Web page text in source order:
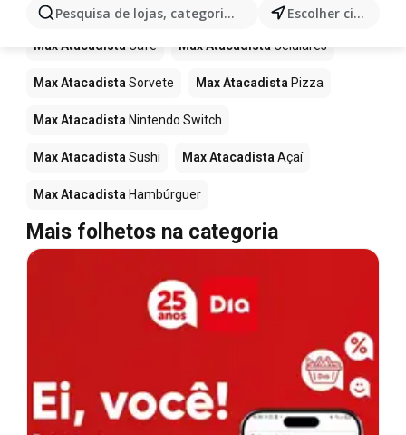
Pesquisa de lojas, categorias,produtos... Escolher cidade
Mais produtos em Max Atacadista
Max Atacadista Café Max Atacadista Celulares
Max Atacadista Sorvete Max Atacadista Pizza
Max Atacadista Nintendo Switch
Max Atacadista Sushi Max Atacadista Açaí
Max Atacadista Hambúrguer
Mais folhetos na categoria